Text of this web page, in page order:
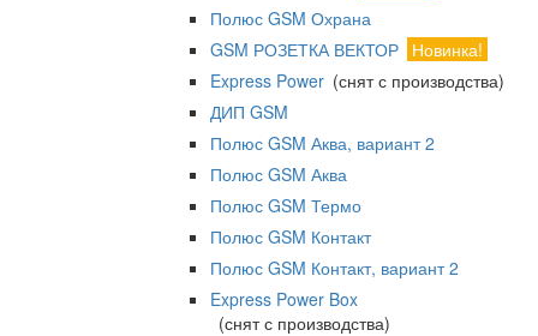
Полюс GSM Охрана
GSM РОЗЕТКА ВЕКТОР Новинка!
Express Power (снят с производства)
ДИП GSM
Полюс GSM Аква, вариант 2
Полюс GSM Аква
Полюс GSM Термо
Полюс GSM Контакт
Полюс GSM Контакт, вариант 2
Express Power Box
(снят с производства)